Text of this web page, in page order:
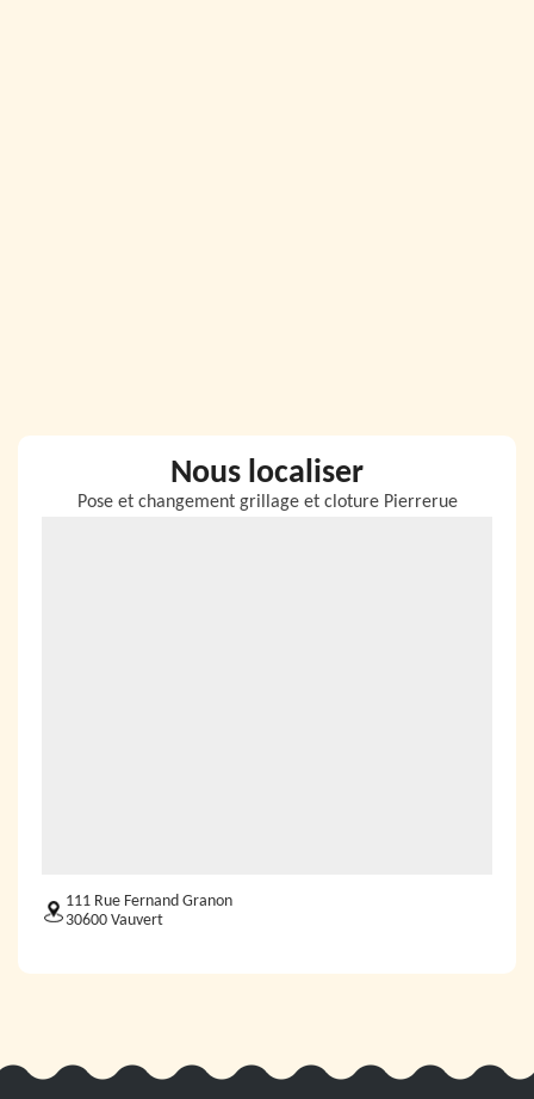
Nous localiser
Pose et changement grillage et cloture Pierrerue
111 Rue Fernand Granon
30600 Vauvert